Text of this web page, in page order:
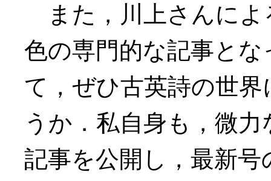
また，川上さんによ
色の専門的な記事と
て，ぜひ古英詩の世
うか．私自身も，微
記事を公開し，最新